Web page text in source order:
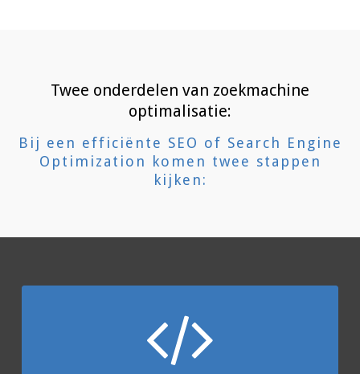
Twee onderdelen van zoekmachine
optimalisatie:
Bij een efficiënte SEO of Search Engine
Optimization komen twee stappen
kijken: